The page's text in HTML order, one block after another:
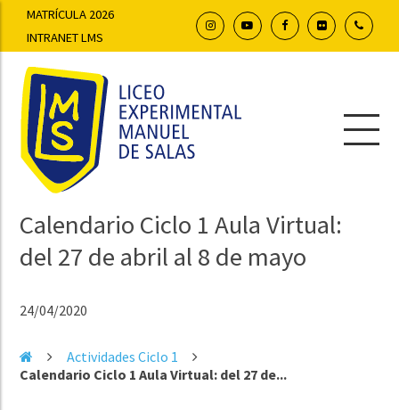
MATRÍCULA 2026
INTRANET LMS
Calendario Ciclo 1 Aula Virtual:
del 27 de abril al 8 de mayo
24/04/2020
Actividades Ciclo 1
Calendario Ciclo 1 Aula Virtual: del 27 de...